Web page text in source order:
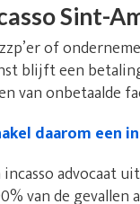
Sint-
of
blijft een
van onbetaalde
daarom een
incasso advocaat
van de gevallen